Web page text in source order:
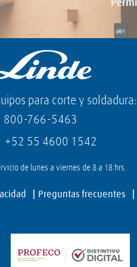
para corte y soldadura:
800-766-5463
+52 55 4600 1542
de lunes a viernes de 8 a 18 hrs.
Preguntas frecuentes